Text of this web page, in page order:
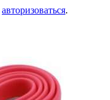
авторизоваться.